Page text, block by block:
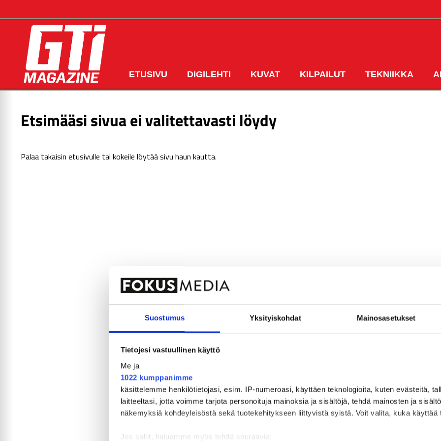
Suostumus Yksityiskohdat Mainosasetukset
Tietojesi vastuullinen käyttö
Me ja
1022 kumppanimme
käsittelemme henkilötietojasi, esim. IP-numeroasi, käyttäen teknologioita, kuten evästeitä,
laitteeltasi, jotta voimme tarjota personoituja mainoksia ja sisältöjä, tehdä mainosten ja
näkemyksiä kohdeyleisöstä sekä tuotekehitykseen liittyvistä syistä. Voit valita, kuka käyttää
Jos sallit, haluamme myös tehdä seuraavia:
ETUSIVU DIGILEHTI KUVAT KILPAILUT TEKNIIKKA
Etsimääsi sivua ei valitettavasti löydy
Palaa takaisin etusivulle tai kokeile löytää sivu haun kautta.